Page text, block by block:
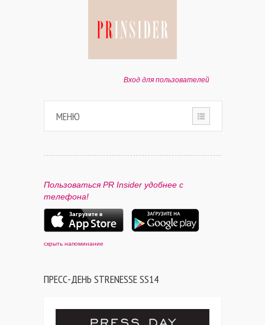
Вход для пользователей
МЕНЮ
ПАРТНЕРАМ
КОНТАКТЫ
Пользоваться PR Insider удобнее с
телефона!
скрыть напоминание
ПРЕСС-ДЕНЬ STRENESSE SS14